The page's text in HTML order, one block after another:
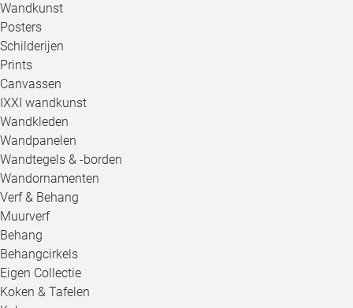
Wandkunst
Posters
Schilderijen
Prints
Canvassen
IXXI wandkunst
Wandkleden
Wandpanelen
Wandtegels & -borden
Wandornamenten
Verf & Behang
Muurverf
Behang
Behangcirkels
Eigen Collectie
Koken & Tafelen